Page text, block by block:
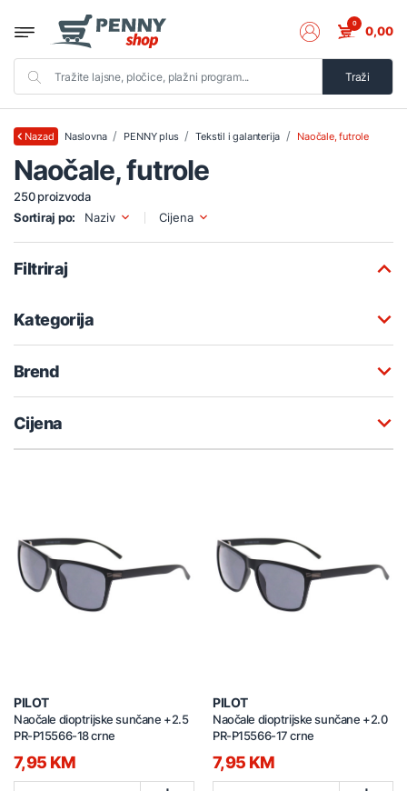
Traži
0 0,00
Nazad Naslovna PENNY plus Tekstil i galanterija Naočale, futrole
Naočale, futrole
250 proizvoda
Sortiraj po:
Naziv Cijena
Filtriraj
Kategorija
Brend
Cijena
PILOT
Naočale dioptrijske sunčane +2.5
PR-P15566-18 crne
7,95 KM
PILOT
Naočale dioptrijske sunčane +2.0
PR-P15566-17 crne
7,95 KM